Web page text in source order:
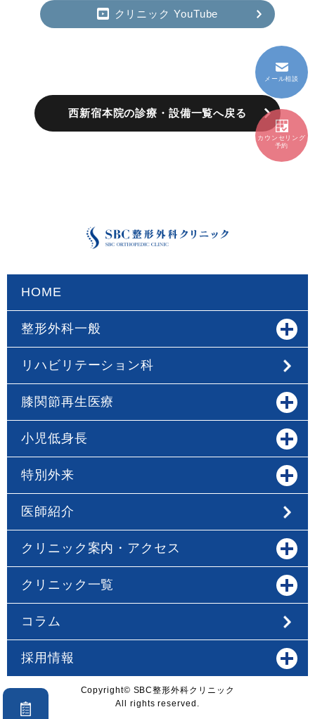
クリニック YouTube
西新宿本院の診療・設備一覧へ戻る
HOME
整形外科一般
リハビリテーション科
膝関節再生医療
小児低身長
特別外来
医師紹介
クリニック案内・アクセス
クリニック一覧
コラム
採用情報
Copyright© SBC整形外科クリニック
All rights reserved.
メール相談
カウンセリング
予約